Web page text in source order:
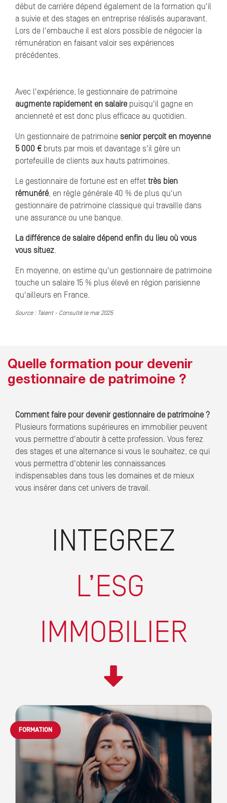
début de carrière dépend également de la formation qu'il
a suivie et des stages en entreprise réalisés auparavant.
Lors de l'embauche il est alors possible de négocier la
rémunération en faisant valoir ses expériences
précédentes.
Avec l'expérience, le gestionnaire de patrimoine
augmente rapidement en salaire puisqu'il gagne en
ancienneté et est donc plus efficace au quotidien.
Un gestionnaire de patrimoine senior perçoit en moyenne
5 000 € bruts par mois et davantage s'il gère un
portefeuille de clients aux hauts patrimoines.
Le gestionnaire de fortune est en effet très bien
rémunéré, en règle générale 40 % de plus qu'un
gestionnaire de patrimoine classique qui travaille dans
une assurance ou une banque.
La différence de salaire dépend enfin du lieu où vous
vous situez.
En moyenne, on estime qu'un gestionnaire de patrimoine
touche un salaire 15 % plus élevé en région parisienne
qu'ailleurs en France.
Source : Talent - Consulté le mai 2025
Quelle formation pour devenir
gestionnaire de patrimoine ?
Comment faire pour devenir gestionnaire de patrimoine ?
Plusieurs formations supérieures en immobilier peuvent
vous permettre d'aboutir à cette profession. Vous ferez
des stages et une alternance si vous le souhaitez, ce qui
vous permettra d'obtenir les connaissances
indispensables dans tous les domaines et de mieux
vous insérer dans cet univers de travail.
INTEGREZ
L’ESG
IMMOBILIER
FORMATION